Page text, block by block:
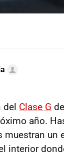
del Clase G de
año.
muestran
interior